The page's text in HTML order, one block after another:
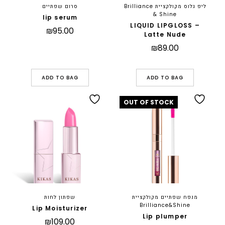
ליפ גלוס מקולקציית Brilliance
& Shine
LIQUID LIPGLOSS –
Latte Nude
₪89.00
ADD TO BAG
סרום שפתיים
lip serum
₪95.00
ADD TO BAG
מנפח שפתיים מקולקציית
Brilliance&Shine
Lip plumper
שפתון לחות
Lip Moisturizer
₪109.00